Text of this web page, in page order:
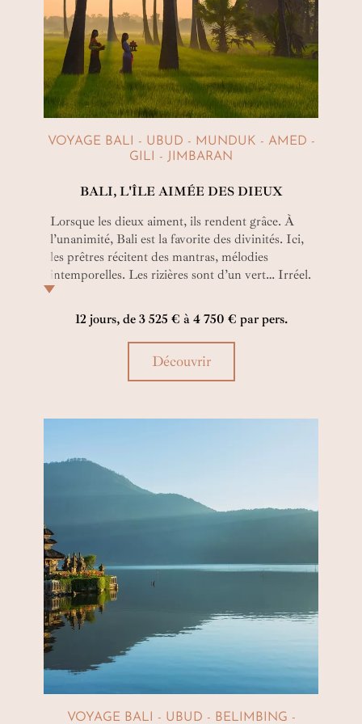
VOYAGE BALI - UBUD - MUNDUK - AMED -
GILI - JIMBARAN
BALI, L'ÎLE AIMÉE DES DIEUX
Lorsque les dieux aiment, ils rendent grâce. À
l’unanimité, Bali est la favorite des divinités. Ici,
les prêtres récitent des mantras, mélodies
intemporelles. Les rizières sont d’un vert… Irréel.
Le paradis existe et vous allez le rencontrer sur
une plage de Bali ou face à la beauté d’une
offrande fleurie lors de ce circuit de 12 jours.
Bien-aimée Bali…
12 jours, de 3 525 € à 4 750 € par pers.
Découvrir
VOYAGE BALI - UBUD - BELIMBING -